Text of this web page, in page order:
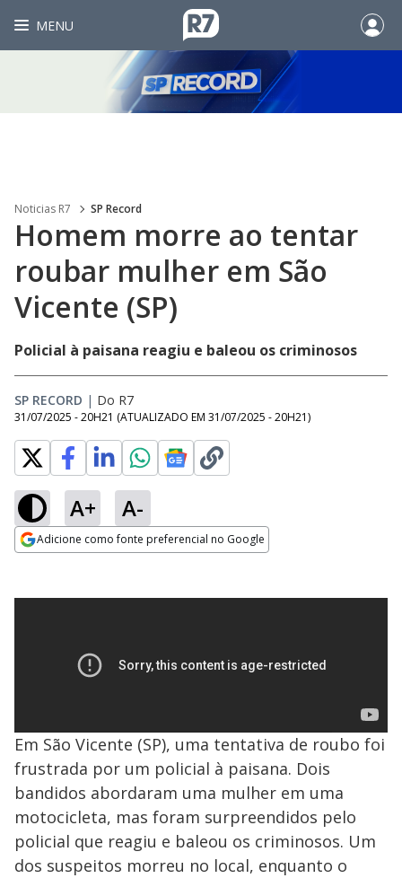
MENU
Noticias R7 SP Record
Homem morre ao tentar
roubar mulher em São
Vicente (SP)
Policial à paisana reagiu e baleou os criminosos
SP RECORD | Do R7
31/07/2025 - 20H21 (ATUALIZADO EM 31/07/2025 - 20H21)
A+ A-
Adicione como fonte preferencial no Google
Em São Vicente (SP), uma tentativa de roubo foi
frustrada por um policial à paisana. Dois
bandidos abordaram uma mulher em uma
motocicleta, mas foram surpreendidos pelo
policial que reagiu e baleou os criminosos. Um
dos suspeitos morreu no local, enquanto o